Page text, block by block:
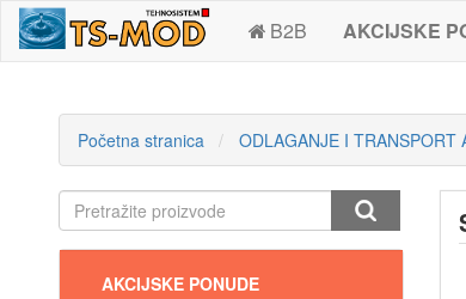
B2B AKCIJSKE
Početna stranica ODLAGANJE I TRANSPORT
AKCIJSKE PONUDE